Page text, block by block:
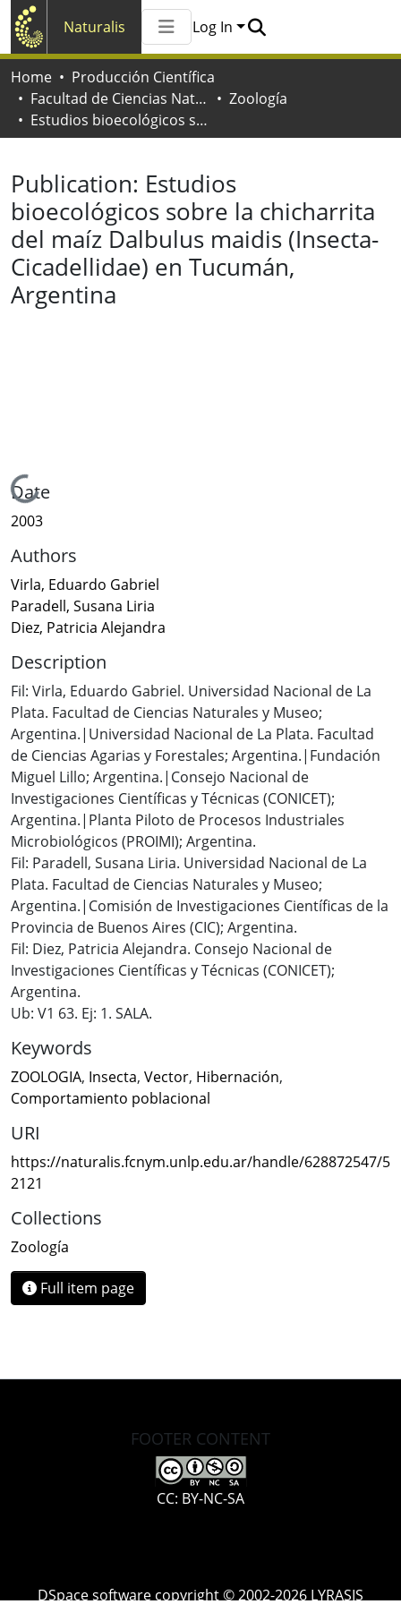
Naturalis
All of Naturalis
Log In
Home
Producción Científica
Facultad de Ciencias Naturales y Museo
Zoología
Estudios bioecológicos sobre la chicharrita del maíz Dalbulus maidis (Insecta-Cicadellidae) en Tucumán, Argentina
Publication: Estudios
bioecológicos sobre la chicharrita
del maíz Dalbulus maidis (Insecta-
Cicadellidae) en Tucumán,
Argentina
Loading...
Date
2003
Authors
Virla, Eduardo Gabriel
Paradell, Susana Liria
Diez, Patricia Alejandra
Description
Fil: Virla, Eduardo Gabriel. Universidad Nacional de La
Plata. Facultad de Ciencias Naturales y Museo;
Argentina.|Universidad Nacional de La Plata. Facultad
de Ciencias Agarias y Forestales; Argentina.|Fundación
Miguel Lillo; Argentina.|Consejo Nacional de
Investigaciones Científicas y Técnicas (CONICET);
Argentina.|Planta Piloto de Procesos Industriales
Microbiológicos (PROIMI); Argentina.
Fil: Paradell, Susana Liria. Universidad Nacional de La
Plata. Facultad de Ciencias Naturales y Museo;
Argentina.|Comisión de Investigaciones Científicas de la
Provincia de Buenos Aires (CIC); Argentina.
Fil: Diez, Patricia Alejandra. Consejo Nacional de
Investigaciones Científicas y Técnicas (CONICET);
Argentina.
Ub: V1 63. Ej: 1. SALA.
Keywords
ZOOLOGIA, Insecta, Vector, Hibernación,
Comportamiento poblacional
URI
https://naturalis.fcnym.unlp.edu.ar/handle/628872547/5
2121
Collections
Zoología
Full item page
FOOTER CONTENT
CC: BY-NC-SA
DSpace software copyright © 2002-2026 LYRASIS